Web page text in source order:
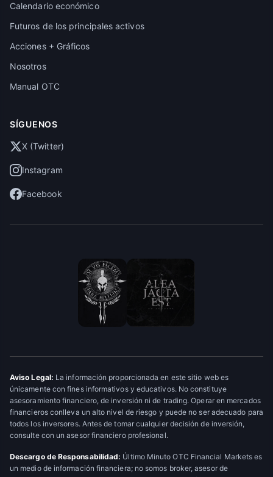
Calendario económico
Futuros de los principales activos
Acciones + Gráficos
Nosotros
Manual OTC
SÍGUENOS
X (Twitter)
Instagram
Facebook
Aviso Legal: La información proporcionada en este sitio web es
únicamente con fines informativos y educativos. No constituye
asesoramiento financiero, de inversión ni de trading. Operar en mercados
financieros conlleva un alto nivel de riesgo y puede no ser adecuado para
todos los inversores. Antes de tomar cualquier decisión de inversión,
consulte con un asesor financiero profesional.
Descargo de Responsabilidad: Último Minuto OTC Financial Markets es
un medio de información financiera; no somos broker, asesor de